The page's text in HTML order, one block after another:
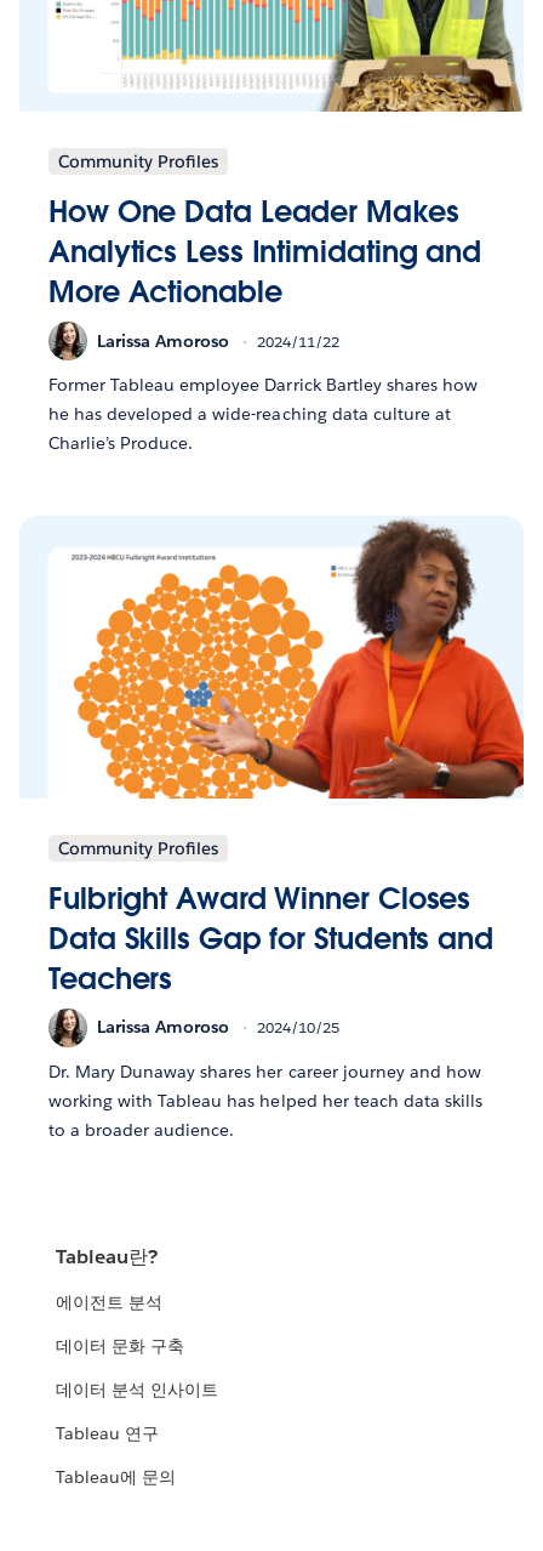
Community Profiles
How One Data Leader Makes
Analytics Less Intimidating and
More Actionable
Larissa Amoroso 2024/11/22
Former Tableau employee Darrick Bartley shares how
he has developed a wide-reaching data culture at
Charlie’s Produce.
Community Profiles
Fulbright Award Winner Closes
Data Skills Gap for Students and
Teachers
Larissa Amoroso 2024/10/25
Dr. Mary Dunaway shares her career journey and how
working with Tableau has helped her teach data skills
to a broader audience.
Tableau란?
에이전트 분석
데이터 문화 구축
데이터 분석 인사이트
Tableau 연구
Tableau에 문의